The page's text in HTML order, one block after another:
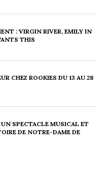
: VIRGIN RIVER, EMILY IN
THIS
CHEZ ROOKIES DU 13 AU 28
UN SPECTACLE MUSICAL ET
DE NOTRE-DAME DE